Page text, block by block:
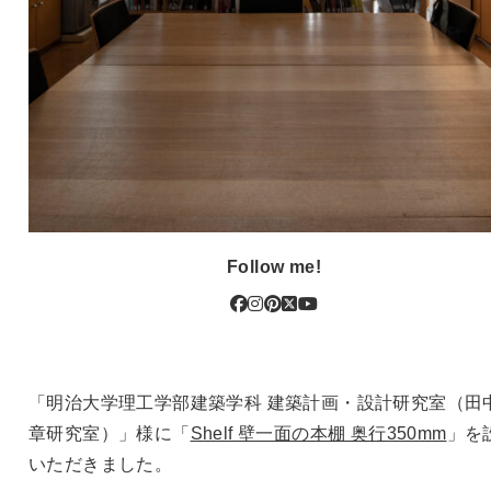
Follow me!
「明治大学理工学部建築学科 建築計画・設計研究室（田
章研究室）」様に「 Shelf 壁一面の本棚 奥行350mm 」を
いただきました。